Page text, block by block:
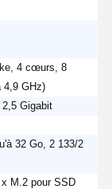
4 cœurs, 8
4,9 GHz)
Gigabit
32 Go, 2 133/2
M.2 pour SSD